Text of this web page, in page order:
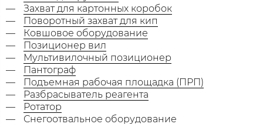
Захват для картонных коробок
Поворотный захват для кип
Ковшовое оборудование
Позиционер вил
Мультивилочный позиционер
Пантограф
Подъемная рабочая площадка (ПРП)
Разбрасыватель реагента
Ротатор
Снегоотвальное оборудование